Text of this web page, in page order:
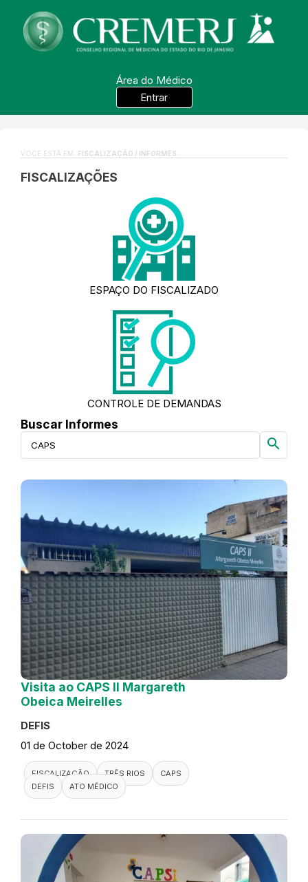
Área do Médico
Entrar
VOCÊ ESTÁ EM: FISCALIZAÇÃO / INFORMES
FISCALIZAÇÕES
ESPAÇO DO FISCALIZADO
CONTROLE DE DEMANDAS
Buscar Informes
search
Visita ao CAPS II Margareth
Obeica Meirelles
DEFIS
01 de October de 2024
FISCALIZAÇÃO TRÊS RIOS
CAPS
DEFIS
ATO MÉDICO